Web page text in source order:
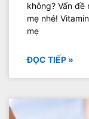
không? Vấn
mẹ nhé!
mẹ
ĐỌC TIẾP »